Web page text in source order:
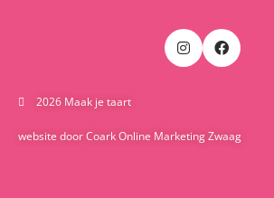
2026 Maak je taart
website door Coark Online Marketing Zwaag